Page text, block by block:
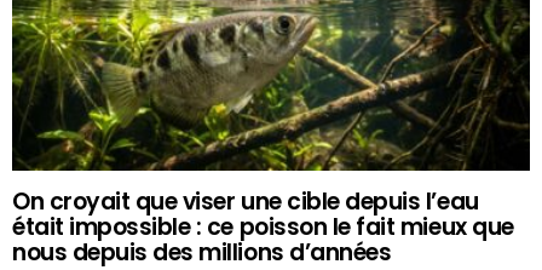
On croyait que viser une cible depuis l’eau
était impossible : ce poisson le fait mieux que
nous depuis des millions d’années